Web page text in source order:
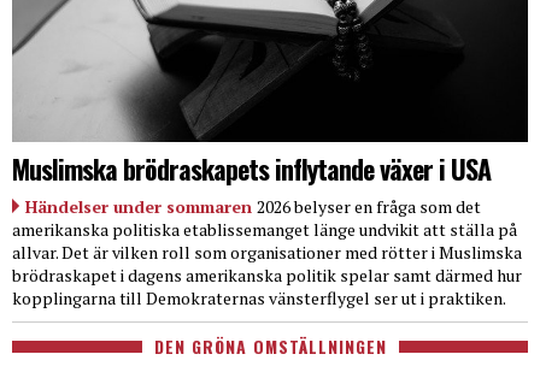
Muslimska brödraskapets inflytande växer i USA
Händelser under sommaren 2026 belyser en fråga som det
amerikanska politiska etablissemanget länge undvikit att ställa på
allvar. Det är vilken roll som organisationer med rötter i Muslimska
brödraskapet i dagens amerikanska politik spelar samt därmed hur
kopplingarna till Demokraternas vänsterflygel ser ut i praktiken.
DEN GRÖNA OMSTÄLLNINGEN